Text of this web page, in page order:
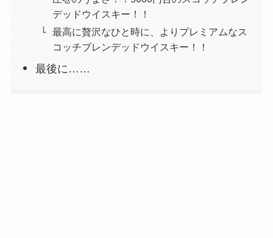
デッドウイスキー！！
最高に贅沢なひと時に、よりプレミアムなス
コッチブレンデッドウイスキー！！
最後に……